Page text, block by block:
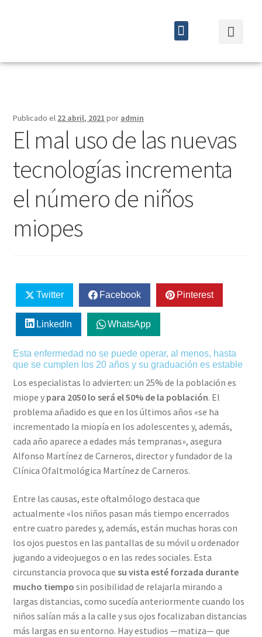
Publicado el 22 abril, 2021 por admin
El mal uso de las nuevas
tecnologías incrementa
el número de niños
miopes
Twitter Facebook Pinterest
LinkedIn WhatsApp
Esta enfermedad no se puede operar, al menos, hasta
que se cumplen los 20 años y su graduación es estable
Los especialistas lo advierten: un 25% de la población es
miope y para 2050 lo será el 50% de la población. El
problema añadido es que en los últimos años «se ha
incrementado la miopía en los adolescentes y, además,
cada año aparece a edades más tempranas», asegura
Alfonso Martínez de Carneros, director y fundador de la
Clínica Ofaltmológica Martínez de Carneros.
Entre las causas, este oftalmólogo destaca que
actualmente «los niños pasan más tiempo encerrados
entre cuatro paredes y, además, están muchas horas con
los ojos puestos en las pantallas de su móvil u ordenador
jugando a videojuegos o en las redes sociales. Esta
circunstancia provoca quesu vista esté forzada durante
mucho tiempo sin posibilidad de relajarla mirando a
largas distancias, como sucedía anteriormente cuando los
niños salían más a la calle y sus ojos focalizaban distancias
más largas en su entorno. Hay estudios —matiza— que